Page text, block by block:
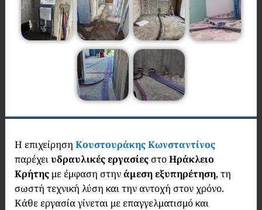
Η επιχείρηση Κουστουράκης Κωνσταντίνος
παρέχειυδραυλικές εργασίεςστοΗράκλειο
Κρήτηςμε έμφαση στηνάμεση εξυπηρέτηση, τη
σωστή τεχνική λύση και την αντοχή στον χρόνο.
Κάθε εργασία γίνεται με επαγγελματισμό και